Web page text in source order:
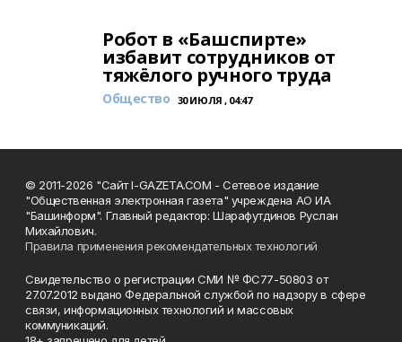
Робот в «Башспирте»
избавит сотрудников от
тяжёлого ручного труда
Общество 30 ИЮЛЯ , 04:47
© 2011-2026 "Сайт I-GAZETA.COM - Сетевое издание
"Общественная электронная газета" учреждена АО ИА
"Башинформ". Главный редактор: Шарафутдинов Руслан
Михайлович.
Правила применения рекомендательных технологий
Свидетельство о регистрации СМИ № ФС77-50803 от
27.07.2012 выдано Федеральной службой по надзору в сфере
связи, информационных технологий и массовых
коммуникаций.